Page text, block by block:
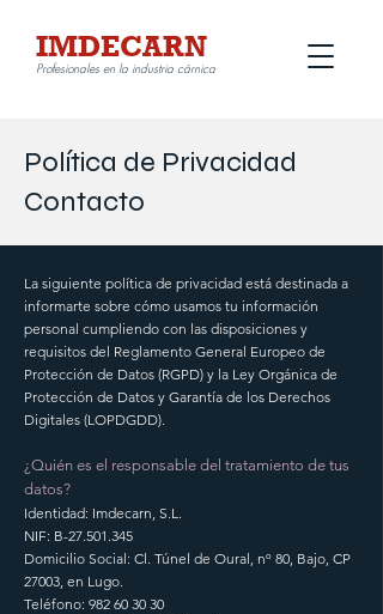
IMDECARN
Profesionales en la industria cárnica
Política de Privacidad
Contacto
La siguiente política de privacidad está destinada a
informarte sobre cómo usamos tu información
personal cumpliendo con las disposiciones y
requisitos del Reglamento General Europeo de
Protección de Datos (RGPD) y la Ley Orgánica de
Protección de Datos y Garantía de los Derechos
Digitales (LOPDGDD).
¿Quién es el responsable del tratamiento de tus
datos?
Identidad: Imdecarn, S.L.
NIF: B-27.501.345
Domicilio Social: Cl. Túnel de Oural, nº 80, Bajo, CP
27003, en Lugo.
Teléfono: 982 60 30 30